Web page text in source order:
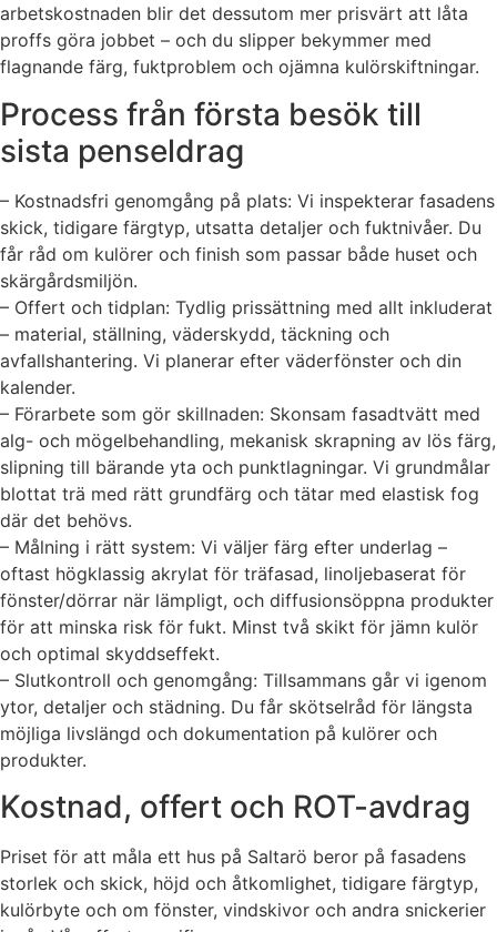
arbetskostnaden blir det dessutom mer prisvärt att låta
proffs göra jobbet – och du slipper bekymmer med
flagnande färg, fuktproblem och ojämna kulörskiftningar.
Process från första besök till
sista penseldrag
– Kostnadsfri genomgång på plats: Vi inspekterar fasadens
skick, tidigare färgtyp, utsatta detaljer och fuktnivåer. Du
får råd om kulörer och finish som passar både huset och
skärgårdsmiljön.
– Offert och tidplan: Tydlig prissättning med allt inkluderat
– material, ställning, väderskydd, täckning och
avfallshantering. Vi planerar efter väderfönster och din
kalender.
– Förarbete som gör skillnaden: Skonsam fasadtvätt med
alg- och mögelbehandling, mekanisk skrapning av lös färg,
slipning till bärande yta och punktlagningar. Vi grundmålar
blottat trä med rätt grundfärg och tätar med elastisk fog
där det behövs.
– Målning i rätt system: Vi väljer färg efter underlag –
oftast högklassig akrylat för träfasad, linoljebaserat för
fönster/dörrar när lämpligt, och diffusionsöppna produkter
för att minska risk för fukt. Minst två skikt för jämn kulör
och optimal skyddseffekt.
– Slutkontroll och genomgång: Tillsammans går vi igenom
ytor, detaljer och städning. Du får skötselråd för längsta
möjliga livslängd och dokumentation på kulörer och
produkter.
Kostnad, offert och ROT-avdrag
Priset för att måla ett hus på Saltarö beror på fasadens
storlek och skick, höjd och åtkomlighet, tidigare färgtyp,
kulörbyte och om fönster, vindskivor och andra snickerier